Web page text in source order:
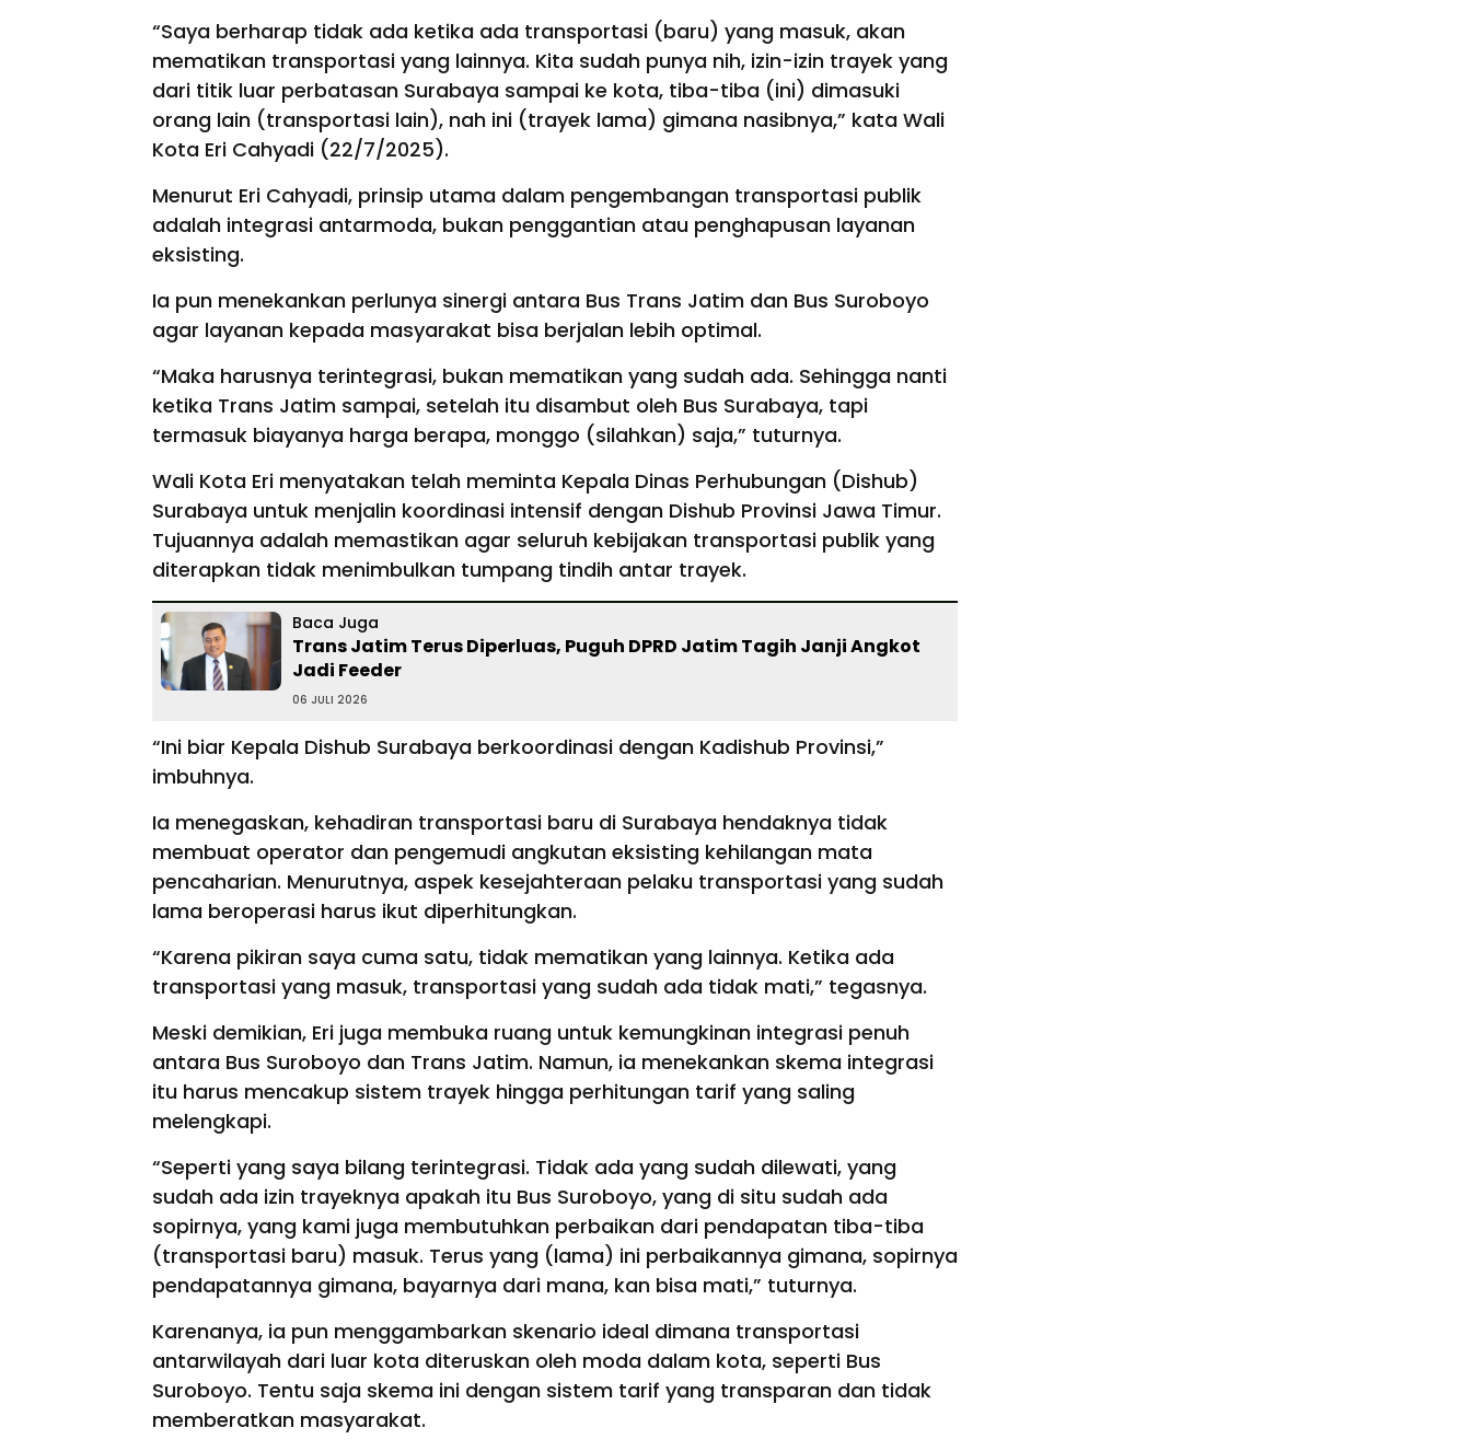
“Saya berharap tidak ada ketika ada transportasi (baru) yang masuk, akan
mematikan transportasi yang lainnya. Kita sudah punya nih, izin-izin trayek yang
dari titik luar perbatasan Surabaya sampai ke kota, tiba-tiba (ini) dimasuki
orang lain (transportasi lain), nah ini (trayek lama) gimana nasibnya,” kata Wali
Kota Eri Cahyadi (22/7/2025).
Menurut Eri Cahyadi, prinsip utama dalam pengembangan transportasi publik
adalah integrasi antarmoda, bukan penggantian atau penghapusan layanan
eksisting.
Ia pun menekankan perlunya sinergi antara Bus Trans Jatim dan Bus Suroboyo
agar layanan kepada masyarakat bisa berjalan lebih optimal.
“Maka harusnya terintegrasi, bukan mematikan yang sudah ada. Sehingga nanti
ketika Trans Jatim sampai, setelah itu disambut oleh Bus Surabaya, tapi
termasuk biayanya harga berapa, monggo (silahkan) saja,” tuturnya.
Wali Kota Eri menyatakan telah meminta Kepala Dinas Perhubungan (Dishub)
Surabaya untuk menjalin koordinasi intensif dengan Dishub Provinsi Jawa Timur.
Tujuannya adalah memastikan agar seluruh kebijakan transportasi publik yang
diterapkan tidak menimbulkan tumpang tindih antar trayek.
Baca Juga
Trans Jatim Terus Diperluas, Puguh DPRD Jatim Tagih Janji Angkot
Jadi Feeder
06 JULI 2026
“Ini biar Kepala Dishub Surabaya berkoordinasi dengan Kadishub Provinsi,”
imbuhnya.
Ia menegaskan, kehadiran transportasi baru di Surabaya hendaknya tidak
membuat operator dan pengemudi angkutan eksisting kehilangan mata
pencaharian. Menurutnya, aspek kesejahteraan pelaku transportasi yang sudah
lama beroperasi harus ikut diperhitungkan.
“Karena pikiran saya cuma satu, tidak mematikan yang lainnya. Ketika ada
transportasi yang masuk, transportasi yang sudah ada tidak mati,” tegasnya.
Meski demikian, Eri juga membuka ruang untuk kemungkinan integrasi penuh
antara Bus Suroboyo dan Trans Jatim. Namun, ia menekankan skema integrasi
itu harus mencakup sistem trayek hingga perhitungan tarif yang saling
melengkapi.
“Seperti yang saya bilang terintegrasi. Tidak ada yang sudah dilewati, yang
sudah ada izin trayeknya apakah itu Bus Suroboyo, yang di situ sudah ada
sopirnya, yang kami juga membutuhkan perbaikan dari pendapatan tiba-tiba
(transportasi baru) masuk. Terus yang (lama) ini perbaikannya gimana, sopirnya
pendapatannya gimana, bayarnya dari mana, kan bisa mati,” tuturnya.
Karenanya, ia pun menggambarkan skenario ideal dimana transportasi
antarwilayah dari luar kota diteruskan oleh moda dalam kota, seperti Bus
Suroboyo. Tentu saja skema ini dengan sistem tarif yang transparan dan tidak
memberatkan masyarakat.